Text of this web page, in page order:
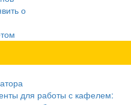
для работы с кафелем: